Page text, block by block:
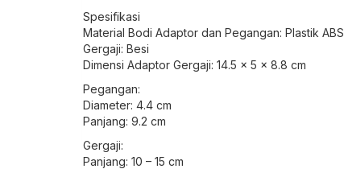
Spesifikasi
Material Bodi Adaptor dan Pegangan: Plastik ABS
Gergaji: Besi
Dimensi Adaptor Gergaji: 14.5 x 5 x 8.8 cm
Pegangan:
Diameter: 4.4 cm
Panjang: 9.2 cm
Gergaji:
Panjang: 10 – 15 cm